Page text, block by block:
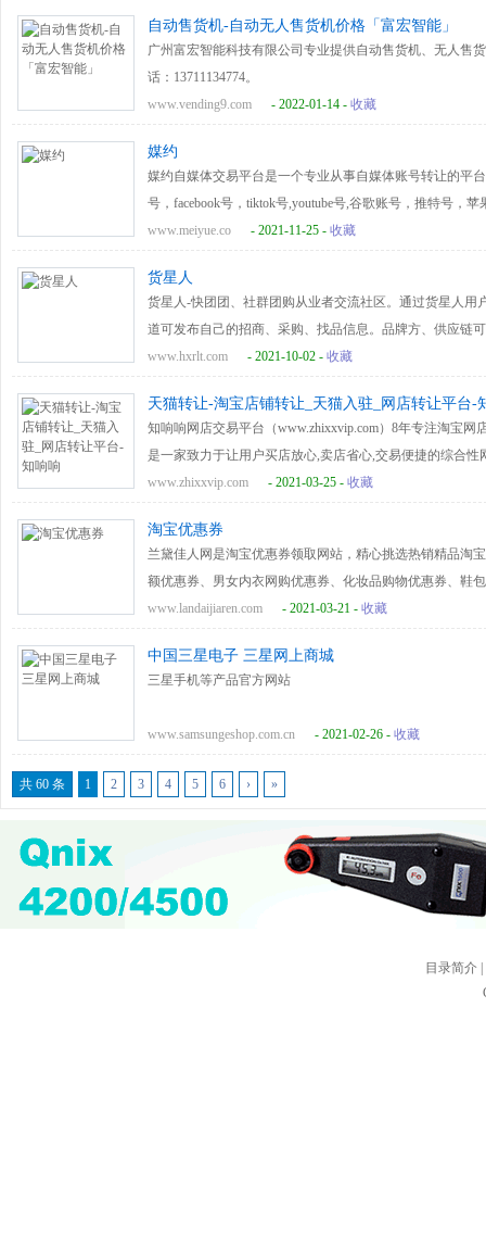
自动售货机-自动无人售货机价格「富宏智能」
广州富宏智能科技有限公司专业提供自动售货机、无人售
话：13711134774。
www.vending9.com
- 2022-01-14 - 收藏
媒约
媒约自媒体交易平台是一个专业从事自媒体账号转让的平
号，facebook号，tiktok号,youtube号,谷歌账号，推特号，
买小红书号,卖小红书号，自媒体交流以及变现。等服务，
www.meiyue.co - 2021-11-25 - 收藏
货星人
货星人-快团团、社群团购从业者交流社区。通过货星人
道可发布自己的招商、采购、找品信息。品牌方、供应链
持一件代发。快团团帮卖团长也可扫描供货团长邀请码成
www.hxrlt.com - 2021-10-02 - 收藏
天猫转让-淘宝店铺转让_天猫入驻_网店转让平台-
知响响网店交易平台（www.zhixxvip.com）8年专注淘宝
是一家致力于让用户买店放心,卖店省心,交易便捷的综合
购买网店，网站内累积数万店铺资源供用户选择，并且公
www.zhixxvip.com - 2021-03-25 - 收藏
淘宝优惠券
兰黛佳人网是淘宝优惠券领取网站，精心挑选热销精品淘
额优惠券、男女内衣网购优惠券、化妆品购物优惠券、鞋
器数码淘宝优惠券等，优惠券领取后，下单直接抵扣，可
www.landaijiaren.com - 2021-03-21 - 收藏
中国三星电子 三星网上商城
三星手机等产品官方网站
www.samsungeshop.com.cn - 2021-02-26 - 收藏
共 60 条 1 2 3 4 5 6 › »
目录简介